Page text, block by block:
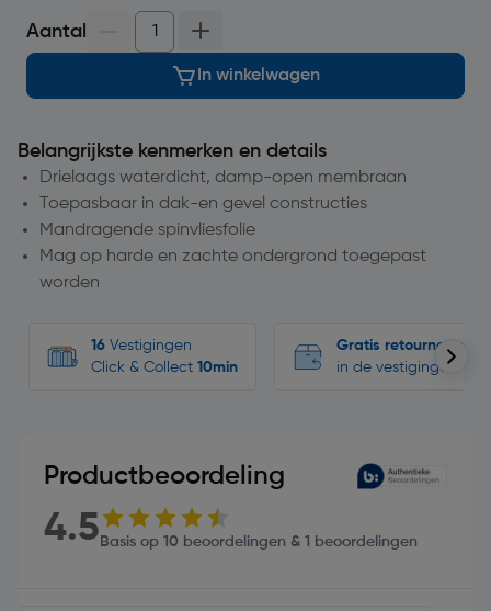
Aantal
In winkelwagen
Belangrijkste kenmerken en details
Drielaags waterdicht, damp-open membraan
Toepasbaar in dak-en gevel constructies
Mandragende spinvliesfolie
Mag op harde en zachte ondergrond toegepast
worden
16 Vestigingen
Click & Collect 10min
Gratis retourneren
in de vestigingen
Productbeoordeling
4.5 Basis op 10 beoordelingen & 1 beoordelingen